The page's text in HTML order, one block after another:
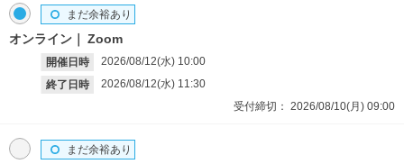
オンライン Zoom
開催日時 2026/08/12(水) 10:00
終了日時
2026/08/12(水) 11:30
まだ余裕あり
受付締切： 2026/08/10(月) 09:00
まだ余裕あり